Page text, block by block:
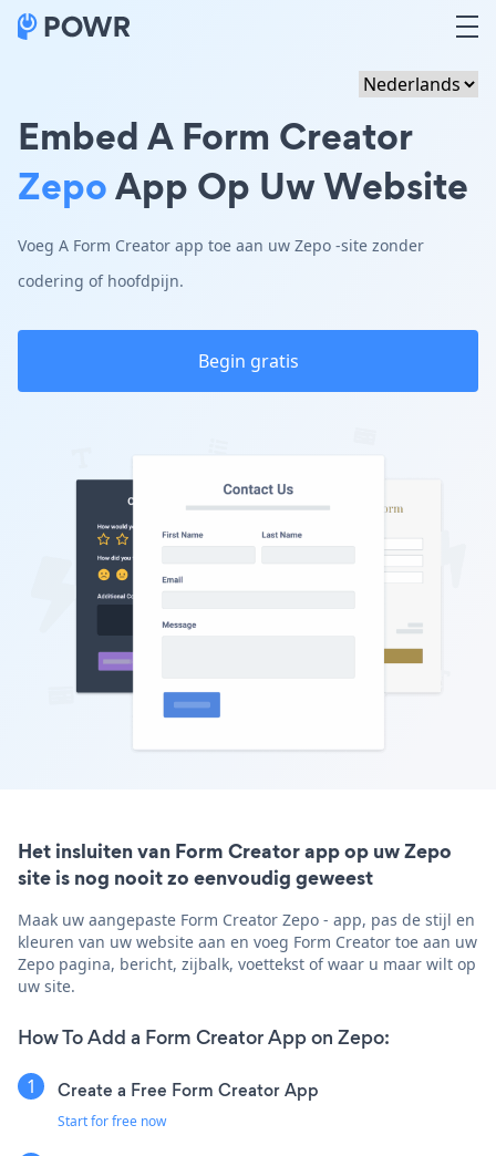
Embed A Form Creator
ZepoApp Op Uw Website
Voeg A Form Creator app toe aan uw Zepo -site zonder
codering of hoofdpijn.
Begin gratis
Het insluiten van Form Creator app op uw Zepo
site is nog nooit zo eenvoudig geweest
Maak uw aangepaste Form Creator Zepo - app, pas de stijl en
kleuren van uw website aan en voeg Form Creator toe aan uw
Zepo pagina, bericht, zijbalk, voettekst of waar u maar wilt op
uw site.
How To Add a Form Creator App on Zepo:
Create a Free Form Creator App
Start for free now